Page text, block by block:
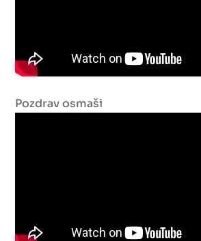
Pozdrav osmaši